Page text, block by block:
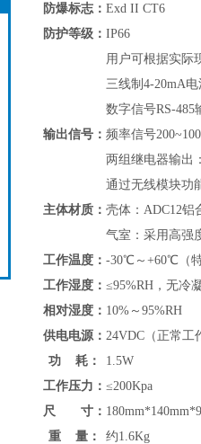
防爆标志： Exd II CT6
防护等级： IP66
输出信号：
用户可根据实际
三线制4-20mA
数字信号RS-485
频率信号
两组继电器输出
通过无线模块功
主体材质： 壳体：ADC12铝
气室：采用高强
工作温度： -30℃～+60℃（特
工作湿度： ≤95%RH，无冷
相对湿度： 10%～95%RH
供电电源： 24VDC（正常工
功 耗：
1.5W
工作压力： ≤200Kpa
尺 寸：
重 量：
约1.6Kg